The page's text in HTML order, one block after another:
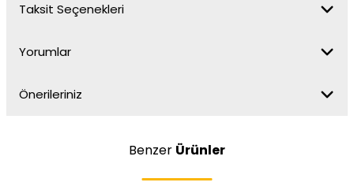
Taksit Seçenekleri
Yorumlar
Önerileriniz
Benzer Ürünler